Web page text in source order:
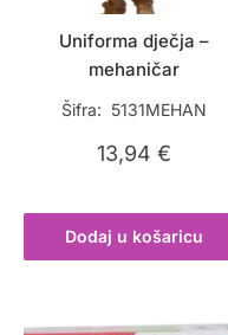
Uniforma dječja –
mehaničar
Šifra: 5131MEHAN
13,94€
Dodaj u košaricu